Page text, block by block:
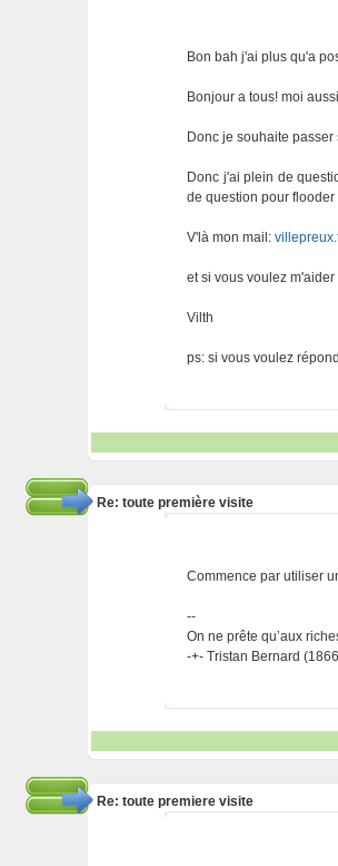
Bon bah j'ai plus qu'a
Bonjour a tous! moi
Donc je souhaite
Donc j'ai plein de
de question pour flooder
V'là mon mail:
et si vous voulez
Vilth
ps: si vous voulez
Re: toute première visite
Commence par utiliser
--
On ne prête qu’aux
-+- Tristan Bernard
Re: toute premiere visite